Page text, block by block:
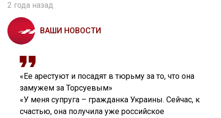
2 года назад
ВАШИ НОВОСТИ
«Ее арестуют и посадят в тюрьму за то, что она
замужем за Торсуевым»
«У меня супруга – гражданка Украины. Сейчас, к
счастью, она получила уже российское